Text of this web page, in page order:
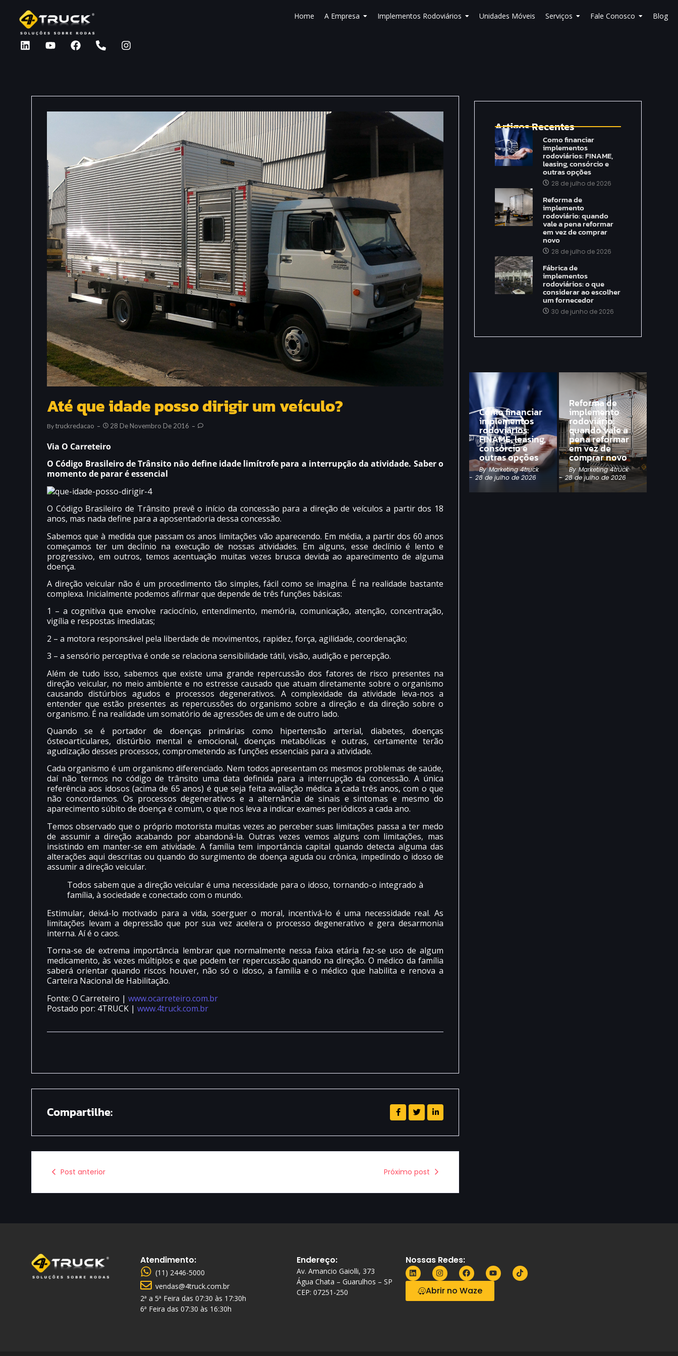
Home A Empresa Implementos Rodoviários Unidades Móveis Serviços Fale Conosco Blog
Até que idade posso dirigir um veículo?
ByTruckredacao 28 De Novembro De 2016
Via O Carreteiro
O Código Brasileiro de Trânsito não define idade limítrofe para a interrupção da atividade. Saber o
momento de parar é essencial
O Código Brasileiro de Trânsito prevê o início da concessão para a direção de veículos a partir dos 18
anos, mas nada define para a aposentadoria dessa concessão.
Sabemos que à medida que passam os anos limitações vão aparecendo. Em média, a partir dos 60 anos
começamos ter um declínio na execução de nossas atividades. Em alguns, esse declínio é lento e
progressivo, em outros, temos acentuação muitas vezes brusca devida ao aparecimento de alguma
doença.
A direção veicular não é um procedimento tão simples, fácil como se imagina. É na realidade bastante
complexa. Inicialmente podemos afirmar que depende de três funções básicas:
1 – a cognitiva que envolve raciocínio, entendimento, memória, comunicação, atenção, concentração,
vigília e respostas imediatas;
2 – a motora responsável pela liberdade de movimentos, rapidez, força, agilidade, coordenação;
3 – a sensório perceptiva é onde se relaciona sensibilidade tátil, visão, audição e percepção.
Além de tudo isso, sabemos que existe uma grande repercussão dos fatores de risco presentes na
direção veicular, no meio ambiente e no estresse causado que atuam diretamente sobre o organismo
causando distúrbios agudos e processos degenerativos. A complexidade da atividade leva-nos a
entender que estão presentes as repercussões do organismo sobre a direção e da direção sobre o
organismo. É na realidade um somatório de agressões de um e de outro lado.
Quando se é portador de doenças primárias como hipertensão arterial, diabetes, doenças
ósteoarticulares, distúrbio mental e emocional, doenças metabólicas e outras, certamente terão
agudização desses processos, comprometendo as funções essenciais para a atividade.
Cada organismo é um organismo diferenciado. Nem todos apresentam os mesmos problemas de saúde,
daí não termos no código de trânsito uma data definida para a interrupção da concessão. A única
referência aos idosos (acima de 65 anos) é que seja feita avaliação médica a cada três anos, com o que
não concordamos. Os processos degenerativos e a alternância de sinais e sintomas e mesmo do
aparecimento súbito de doença é comum, o que nos leva a indicar exames periódicos a cada ano.
Temos observado que o próprio motorista muitas vezes ao perceber suas limitações passa a ter medo
de assumir a direção acabando por abandoná-la. Outras vezes vemos alguns com limitações, mas
insistindo em manter-se em atividade. A família tem importância capital quando detecta alguma das
alterações aqui descritas ou quando do surgimento de doença aguda ou crônica, impedindo o idoso de
assumir a direção veicular.
Todos sabem que a direção veicular é uma necessidade para o idoso, tornando-o integrado à
família, à sociedade e conectado com o mundo.
Estimular, deixá-lo motivado para a vida, soerguer o moral, incentivá-lo é uma necessidade real. As
limitações levam a depressão que por sua vez acelera o processo degenerativo e gera desarmonia
interna. Aí é o caos.
Torna-se de extrema importância lembrar que normalmente nessa faixa etária faz-se uso de algum
medicamento, às vezes múltiplos e que podem ter repercussão quando na direção. O médico da família
saberá orientar quando riscos houver, não só o idoso, a família e o médico que habilita e renova a
Carteira Nacional de Habilitação.
Fonte: O Carreteiro | www.ocarreteiro.com.br
Postado por: 4TRUCK | www.4truck.com.br
Compartilhe:
Post anterior Próximo post
Artigos Recentes
Como financiar
implementos
rodoviários: FINAME,
leasing, consórcio e
outras opções
28 de julho de 2026
Reforma de
implemento
rodoviário: quando
vale a pena reformar
em vez de comprar
novo
28 de julho de 2026
Fábrica de
implementos
rodoviários: o que
considerar ao escolher
um fornecedor
30 de junho de 2026
Como financiar
implementos
rodoviários:
FINAME, leasing,
consórcio e
outras opções
By Marketing 4truck
- 28 de julho de 2026
Reforma de
implemento
rodoviário:
quando vale a
pena reformar
em vez de
comprar novo
By Marketing 4truck
- 28 de julho de 2026
Atendimento:
(11) 2446-5000
vendas@4truck.com.br
2ª a 5ª Feira das 07:30 às 17:30h
6ª Feira das 07:30 às 16:30h
Endereço:
Av. Amancio Gaiolli, 373
Água Chata – Guarulhos – SP
CEP: 07251-250
Nossas Redes:
Abrir no Waze